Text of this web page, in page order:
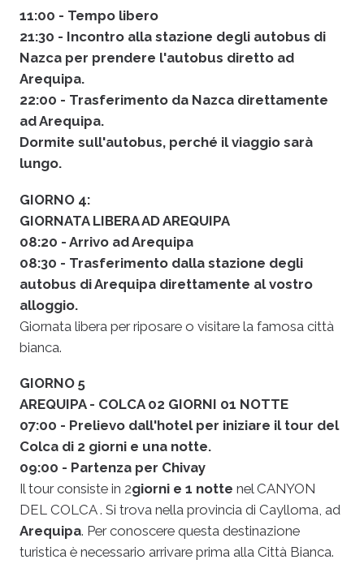
11:00 - Tempo libero
21:30 - Incontro alla stazione degli autobus di
Nazca per prendere l'autobus diretto ad
Arequipa.
22:00 - Trasferimento da Nazca direttamente
ad Arequipa.
Dormite sull'autobus, perché il viaggio sarà
lungo.
GIORNO 4:
GIORNATA LIBERA AD AREQUIPA
08:20 - Arrivo ad Arequipa
08:30 - Trasferimento dalla stazione degli
autobus di Arequipa direttamente al vostro
alloggio.
Giornata libera per riposare o visitare la famosa città
bianca.
GIORNO 5
AREQUIPA - COLCA 02 GIORNI 01 NOTTE
07:00 - Prelievo dall'hotel per iniziare il tour del
Colca di 2 giorni e una notte.
09:00 - Partenza per Chivay
Il tour consiste in 2giorni e 1 notte nel CANYON
DEL COLCA. Si trova nella provincia di Caylloma, ad
Arequipa. Per conoscere questa destinazione
turistica è necessario arrivare prima alla Città Bianca.